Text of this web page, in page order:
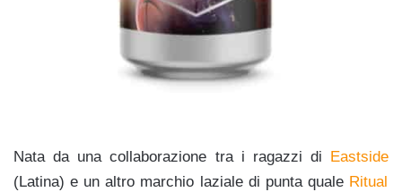
Nata da una collaborazione tra i ragazzi di Eastside
(Latina) e un altro marchio laziale di punta quale Ritual